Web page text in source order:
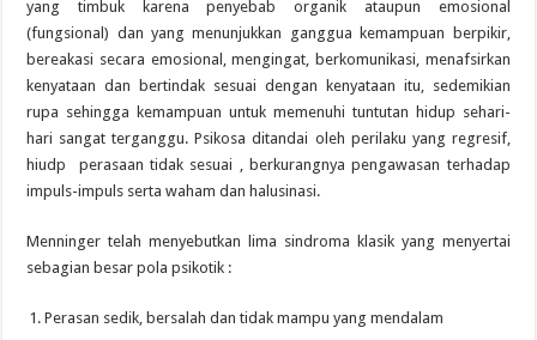
yang timbuk karena penyebab organik ataupun emosional
(fungsional) dan yang menunjukkan ganggua kemampuan berpikir,
bereakasi secara emosional, mengingat, berkomunikasi, menafsirkan
kenyataan dan bertindak sesuai dengan kenyataan itu, sedemikian
rupa sehingga kemampuan untuk memenuhi tuntutan hidup sehari-
hari sangat terganggu. Psikosa ditandai oleh perilaku yang regresif,
hiudp perasaan tidak sesuai , berkurangnya pengawasan terhadap
impuls-impuls serta waham dan halusinasi.
Menninger telah menyebutkan lima sindroma klasik yang menyertai
sebagian besar pola psikotik :
Perasan sedik, bersalah dan tidak mampu yang mendalam